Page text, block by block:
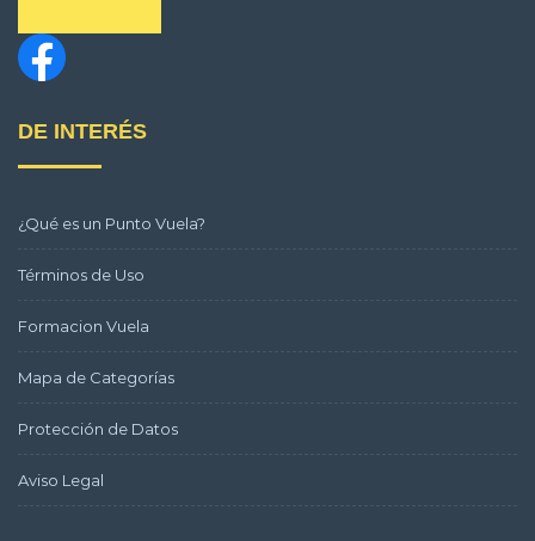
DE INTERÉS
¿Qué es un Punto Vuela?
Términos de Uso
Formacion Vuela
Mapa de Categorías
Protección de Datos
Aviso Legal